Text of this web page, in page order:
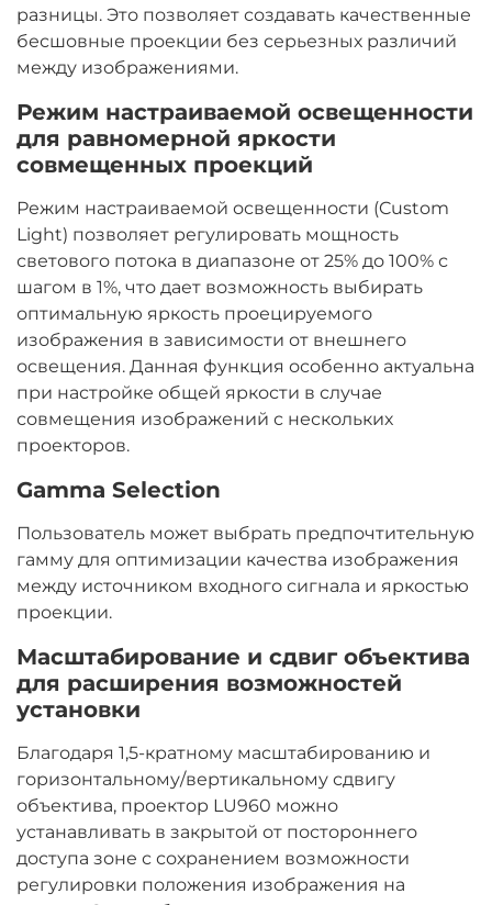
разницы. Это позволяет создавать качественные
бесшовные проекции без серьезных различий
между изображениями.
Режим настраиваемой освещенности
для равномерной яркости
совмещенных проекций
Режим настраиваемой освещенности (Custom
Light) позволяет регулировать мощность
светового потока в диапазоне от 25% до 100% с
шагом в 1%, что дает возможность выбирать
оптимальную яркость проецируемого
изображения в зависимости от внешнего
освещения. Данная функция особенно актуальна
при настройке общей яркости в случае
совмещения изображений с нескольких
проекторов.
Gamma Selection
Пользователь может выбрать предпочтительную
гамму для оптимизации качества изображения
между источником входного сигнала и яркостью
проекции.
Масштабирование и сдвиг объектива
для расширения возможностей
установки
Благодаря 1,5-кратному масштабированию и
горизонтальному/вертикальному сдвигу
объектива, проектор LU960 можно
устанавливать в закрытой от постороннего
доступа зоне с сохранением возможности
регулировки положения изображения на